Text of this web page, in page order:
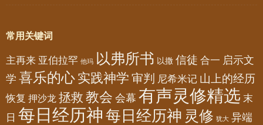
常用关键词
主再来 亚伯拉罕 他玛 以弗所书 以撒 信徒 合一 启示文
学 喜乐的心 实践神学 审判 尼希米记 山上的经历
恢复 押沙龙 拯救 教会 会幕 有声灵修精选 末
日 每日经历神 每日经历神 灵修 犹大 异端